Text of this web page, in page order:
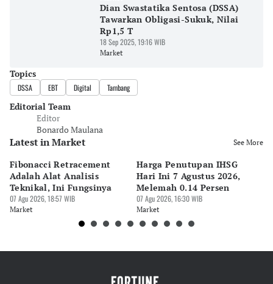
Dian Swastatika Sentosa (DSSA)
Tawarkan Obligasi-Sukuk, Nilai
Rp1,5 T
18 Sep 2025, 19:16 WIB
Market
Topics
DSSA EBT Digital Tambang
Editorial Team
Editor
Bonardo Maulana
Latest in Market See More
Fibonacci Retracement
Adalah Alat Analisis
Teknikal, Ini Fungsinya
07 Agu 2026, 18:57 WIB
Market
Harga Penutupan IHSG
Hari Ini 7 Agustus 2026,
Melemah 0.14 Persen
07 Agu 2026, 16:30 WIB
Market